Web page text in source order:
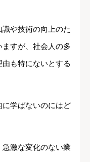
や技術の向上のた
すが、社会人の多
も特にないとする
学ばないのにはど
激な変化のない業